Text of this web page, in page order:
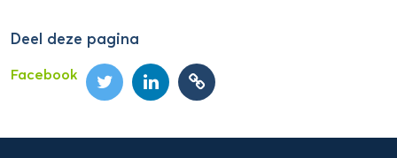
Deel deze pagina
Facebook